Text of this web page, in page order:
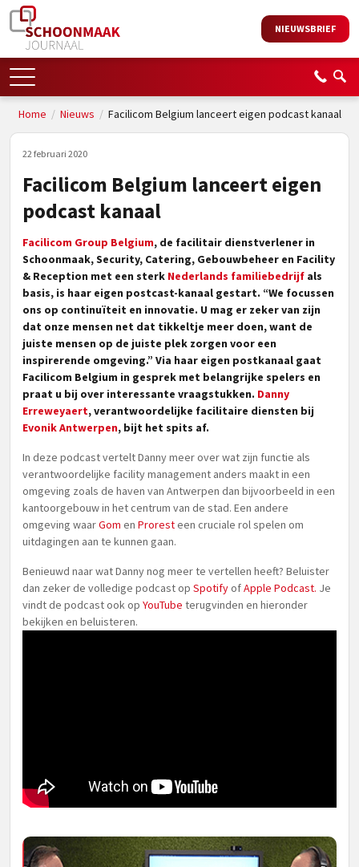
NIEUWSBRIEF
Home / Nieuws / Facilicom Belgium lanceert eigen podcast kanaal
22 februari 2020
Facilicom Belgium lanceert eigen
podcast kanaal
Facilicom Group Belgium, de facilitair dienstverlener in
Schoonmaak, Security, Catering, Gebouwbeheer en Facility
& Reception met een sterk Nederlands familiebedrijf als
basis, is haar eigen postcast-kanaal gestart. “We focussen
ons op continuïteit en innovatie. U mag er zeker van zijn
dat onze mensen net dat tikkeltje meer doen, want de
juiste mensen op de juiste plek zorgen voor een
inspirerende omgeving.” Via haar eigen postkanaal gaat
Facilicom Belgium in gesprek met belangrijke spelers en
praat u bij over interessante vraagstukken. Danny
Erreweyaert, verantwoordelijke facilitaire diensten bij
Evonik Antwerpen, bijt het spits af.
In deze podcast vertelt Danny meer over wat zijn functie als
verantwoordelijke facility management anders maakt in een
omgeving zoals de haven van Antwerpen dan bijvoorbeeld in een
kantoorgebouw in het centrum van de stad. Een andere
omgeving waarGom en Proresteen cruciale rol spelen om
uitdagingen aan te kunnen gaan.
Benieuwd naar wat Danny nog meer te vertellen heeft? Beluister
dan zeker de volledige podcast op SpotifyofApple Podcast. Je
vindt de podcast ook op YouTube terugvinden en hieronder
bekijken en beluisteren.